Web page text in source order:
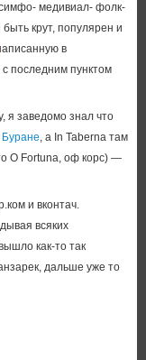
медивиал- фолк-
крут, популярен и
в
с последним пунктом
я заведомо знал что
, а In Taberna там
O Fortuna, оф корс) —
и вконтач.
всяких
как-то так
дальше уже то